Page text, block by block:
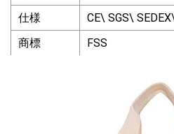
仕様
CE\ SGS\
商標
FSS